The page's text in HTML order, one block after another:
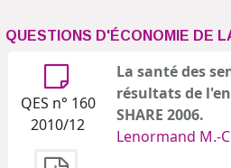
QUESTIONS D'ÉCONOMIE DE
QES n° 160
2010/12
La santé des
résultats de
SHARE 2006.
Lenormand M.-